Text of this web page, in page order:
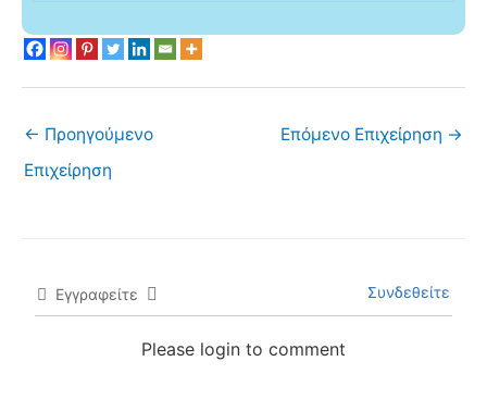
← Προηγούμενο
Επιχείρηση
Επόμενο Επιχείρηση →
Εγγραφείτε Συνδεθείτε
Please login to comment